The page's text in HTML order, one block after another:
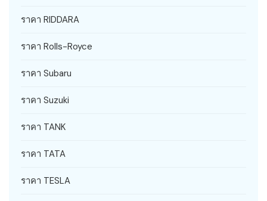
ราคา RIDDARA
ราคา Rolls-Royce
ราคา Subaru
ราคา Suzuki
ราคา TANK
ราคา TATA
ราคา TESLA